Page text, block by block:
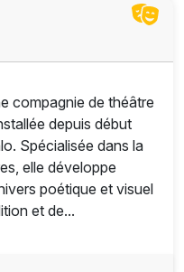
compagnie de théâtre
depuis début
Spécialisée dans la
elle développe
poétique et visuel
et de...